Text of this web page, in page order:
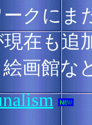
クにま
在も追
画館な